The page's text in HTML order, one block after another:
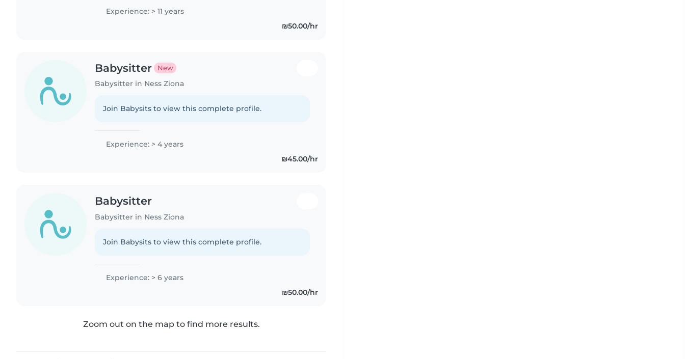
Experience: > 11 years
₪50.00/hr
Babysitter New
Babysitter in Ness Ziona
Join Babysits to view this complete profile.
Experience: > 4 years
₪45.00/hr
Babysitter
Babysitter in Ness Ziona
Join Babysits to view this complete profile.
Experience: > 6 years
₪50.00/hr
Zoom out on the map to find more results.